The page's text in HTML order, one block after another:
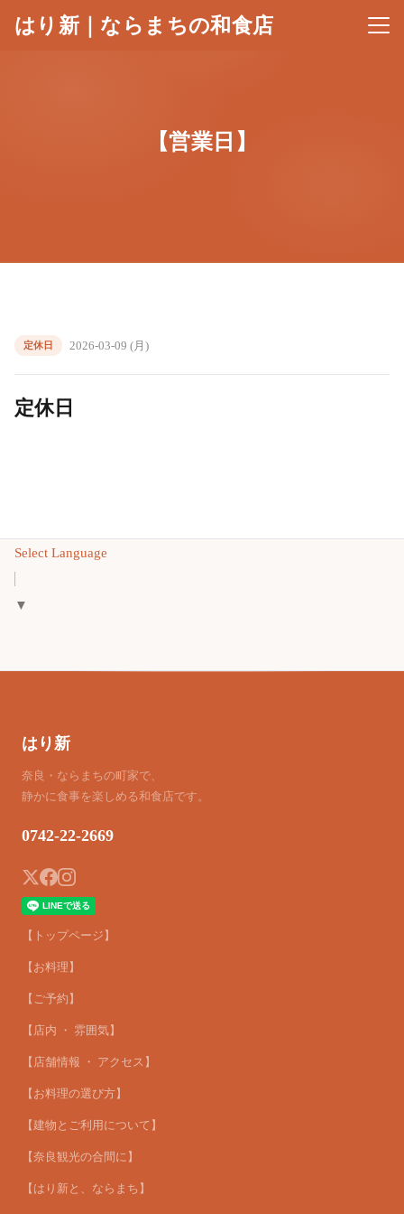
はり新｜ならまちの和食店 メニ
【営業日】
定休日 2026-03-09 (月)
定休日
Select Language
▼
はり新
奈良・ならまちの町家で、
静かに食事を楽しめる和食店です。
0742-22-2669
【トップページ】
【お料理】
【ご予約】
【店内 ・ 雰囲気】
【店舗情報 ・ アクセス】
【お料理の選び方】
【建物とご利用について】
【奈良観光の合間に】
【はり新と、ならまち】